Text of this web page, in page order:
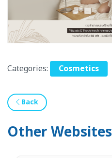
Categories: Cosmetics
Back
Other Websites